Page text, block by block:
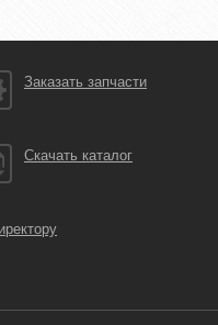
Заказать запчасти
Скачать каталог